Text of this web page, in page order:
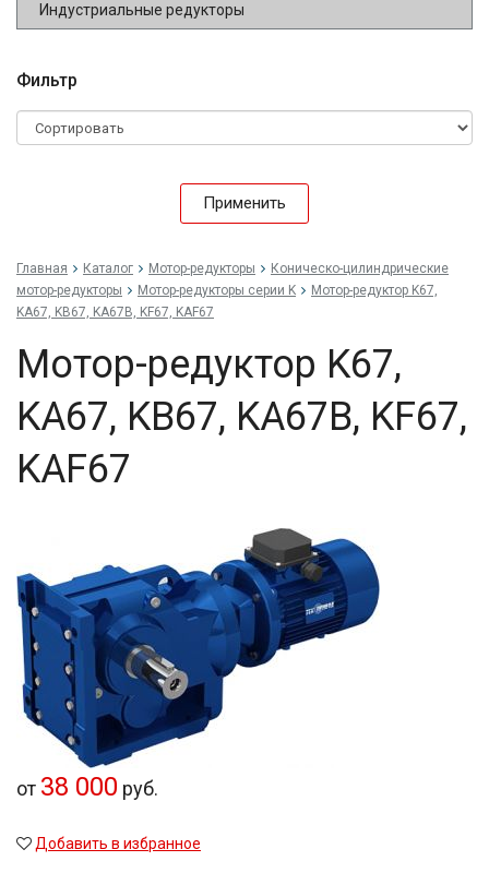
Индустриальные редукторы
Фильтр
Применить
Главная Каталог Мотор-редукторы
Коническо-цилиндрические
мотор-редукторы
Мотор-редукторы серии K
Мотор-редуктор K67,
KA67, KB67, KA67B, KF67, KAF67
Мотор-редуктор K67,
KA67, KB67, KA67B, KF67,
KAF67
от 38 000 руб.
Добавить в избранное